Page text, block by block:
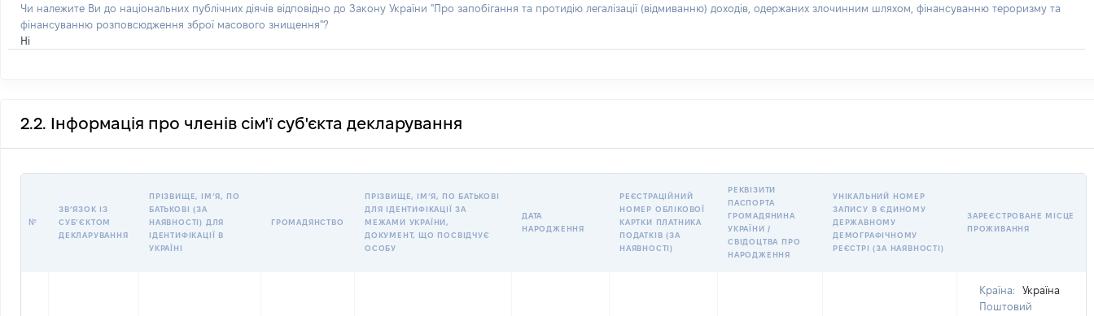
Чи належите Ви до національних публічних діячів відповідно до Закону України "Про запобігання та протидію легалізації (відмиванню) доходів, одержаних злочинним шляхом, фінансуванню тероризму та
фінансуванню розповсюдження зброї масового знищення"?
Ні
2.2. Інформація про членів сім'ї суб'єкта декларування
№
ЗВʼЯЗОК ІЗ
СУБʼЄКТОМ
ДЕКЛАРУВАННЯ
ПРІЗВИЩЕ, ІМʼЯ, ПО
БАТЬКОВІ (ЗА
НАЯВНОСТІ) ДЛЯ
ІДЕНТИФІКАЦІЇ В
УКРАЇНІ
ГРОМАДЯНСТВО
ПРІЗВИЩЕ, ІМʼЯ, ПО БАТЬКОВІ
ДЛЯ ІДЕНТИФІКАЦІЇ ЗА
МЕЖАМИ УКРАЇНИ,
ДОКУМЕНТ, ЩО ПОСВІДЧУЄ
ОСОБУ
ДАТА
НАРОДЖЕННЯ
РЕЄСТРАЦІЙНИЙ
НОМЕР ОБЛІКОВОЇ
КАРТКИ ПЛАТНИКА
ПОДАТКІВ (ЗА
НАЯВНОСТІ)
РЕКВІЗИТИ
ПАСПОРТА
ГРОМАДЯНИНА
УКРАЇНИ /
СВІДОЦТВА ПРО
НАРОДЖЕННЯ
УНІКАЛЬНИЙ НОМЕР
ЗАПИСУ В ЄДИНОМУ
ДЕРЖАВНОМУ
ДЕМОГРАФІЧНОМУ
РЕЄСТРІ (ЗА НАЯВНОСТІ)
ЗАРЕЄСТРОВАНЕ МІСЦЕ
ПРОЖИВАННЯ
Країна:
Україна
Поштовий